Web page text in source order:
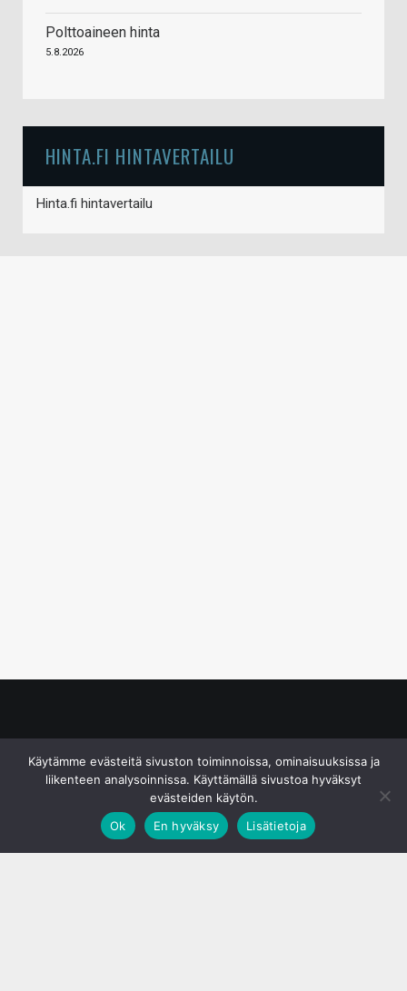
Polttoaineen hinta
5.8.2026
HINTA.FI HINTAVERTAILU
Hinta.fi hintavertailu
Käytämme evästeitä sivuston toiminnoissa, ominaisuuksissa ja
liikenteen analysoinnissa. Käyttämällä sivustoa hyväksyt
evästeiden käytön.
Ok
En hyväksy Lisätietoja